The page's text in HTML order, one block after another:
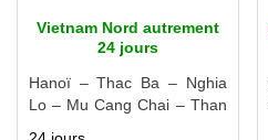
Vietnam Nord autrement
24 jours
Hanoï – Thac Ba – Nghia
Lo – Mu Cang Chai – Than